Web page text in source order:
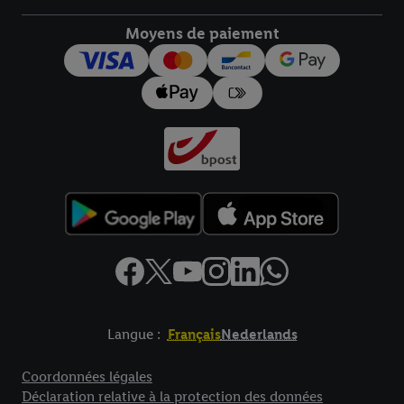
Moyens de paiement
Langue : FrançaisNederlands
Coordonnées légales
Déclaration relative à la protection des données
pour l’avenir dans notredéclaration relative à la protection des
données.Vous trouverez les impressions ici.